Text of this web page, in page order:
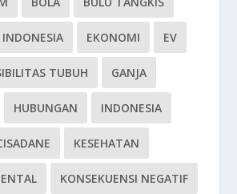
INDONESIA EKONOMI EV
TUBUH GANJA
HUBUNGAN INDONESIA
KESEHATAN
KONSEKUENSI NEGATIF